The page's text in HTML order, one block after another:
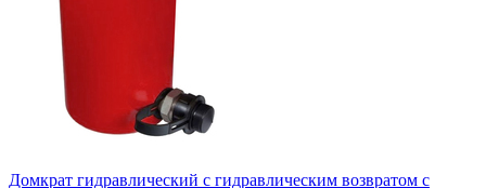
Домкрат гидравлический с гидравлическим возвратом с